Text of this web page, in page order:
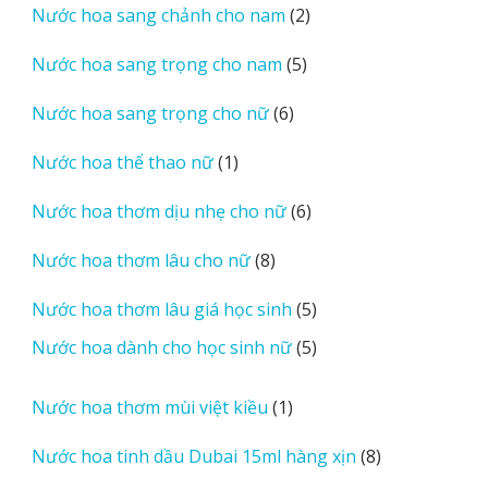
phẩm
Nước hoa sang chảnh cho nam 22
phẩm
Nước hoa sang trọng cho nam 55
Nước hoa sang trọng cho nữ 66
Nước hoa thể thao nữ 11
phẩm
Nước hoa thơm dịu nhẹ cho nữ 66
Nước hoa thơm lâu cho nữ 88
phẩm
Nước hoa thơm lâu giá học sinh 55
sản
phẩm
Nước hoa dành cho học sinh nữ 55
Nước hoa thơm mùi việt kiều 11
phẩm
Nước hoa tinh dầu Dubai 15ml hàng xịn 88